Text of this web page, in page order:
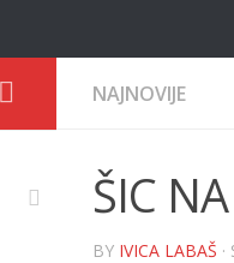
NAJNOVIJE
ŠIC
BY IVICA LABAŠ